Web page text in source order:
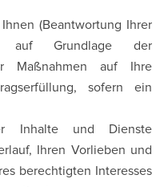
(Beantwortung Ihrer
auf Grundlage der
Maßnahmen auf Ihre
sofern ein
Inhalte und Dienste
Ihren Vorlieben und
berechtigten Interesses